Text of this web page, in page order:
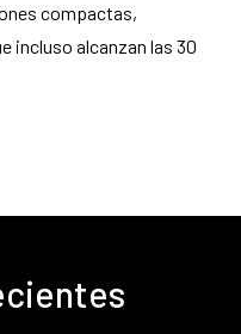
compactas,
incluso alcanzan las 30